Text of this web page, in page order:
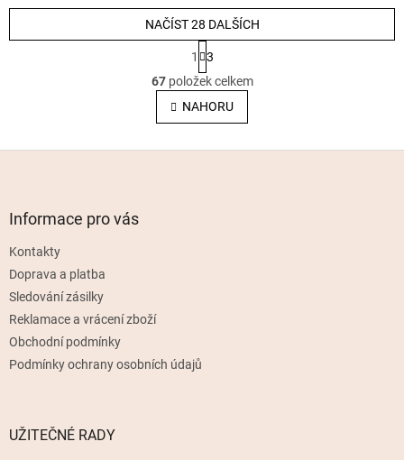
O
v
l
á
s
NAČÍST 28 DALŠÍCH
t
r
á
n
k
v
1
3
67položek celkem
NAHORU
Informace pro vás
Kontakty
Doprava a platba
Sledování zásilky
Reklamace a vrácení zboží
Obchodní podmínky
Podmínky ochrany osobních údajů
UŽITEČNÉ RADY